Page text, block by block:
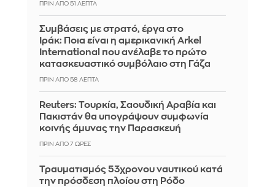
ΠΡΙΝ ΑΠΌ 51 ΛΕΠΤΆ
Συμβάσεις με στρατό, έργα στο
Ιράκ: Ποια είναι η αμερικανική Arkel
International που ανέλαβε το πρώτο
κατασκευαστικό συμβόλαιο στη Γάζα
ΠΡΙΝ ΑΠΌ 58 ΛΕΠΤΆ
Reuters: Τουρκία, Σαουδική Αραβία και
Πακιστάν θα υπογράψουν συμφωνία
κοινής άμυνας την Παρασκευή
ΠΡΙΝ ΑΠΌ 7 ΏΡΕΣ
Τραυματισμός 53χρονου ναυτικού κατά
την πρόσδεση πλοίου στη Ρόδο